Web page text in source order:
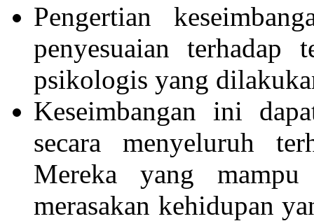
Pengertian
penyesuaian terhadap
psikologis yang
Keseimbangan ini
secara menyeluruh
Mereka yang mampu
merasakan kehidupan